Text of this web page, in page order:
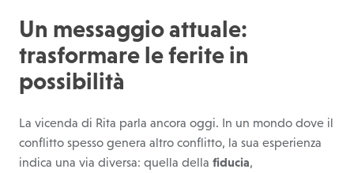
Un messaggio attuale:
trasformare le ferite in
possibilità
La vicenda di Rita parla ancora oggi. In un mondo dove il
conflitto spesso genera altro conflitto, la sua esperienza
indica una via diversa: quella della fiducia,